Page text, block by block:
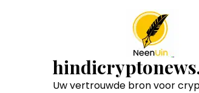
Uw vertrouwde bron voor